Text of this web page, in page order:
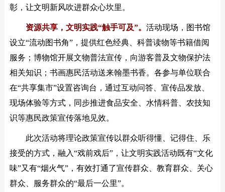
彰，让文明新风吹进群众心坎里。
资源共享，文明实践“触手可及”。 活动现场，图书馆
设立“流动图书角”，提供红色经典、科普读物等书籍借阅
服务；博物馆开展文物普法宣传，向游客普及文物保护法
相关知识；书画惠民活动送来翰墨书香。各参与单位联合
在“共享集市”设置咨询台，通过互动问答、宣传品发放、
现场体验等方式，同步推进食品安全、水情科普、农技知
识等惠民政策宣传落地见效。
此次活动将理论政策宣传以群众听得懂、记得住、乐
接受的方式，融入“戏前戏后”，让文明实践活动既有“文化
味”又有“烟火气”，有效打通了宣传群众、教育群众、关心
群众、服务群众的“最后一公里”。